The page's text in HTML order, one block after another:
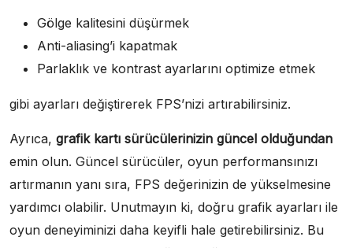
Gölge kalitesini düşürmek
Anti-aliasing’i kapatmak
Parlaklık ve kontrast ayarlarını optimize etmek
gibi ayarları değiştirerek FPS’nizi artırabilirsiniz.
Ayrıca, grafik kartı sürücülerinizin güncel olduğundan
emin olun. Güncel sürücüler, oyun performansınızı
artırmanın yanı sıra, FPS değerinizin de yükselmesine
yardımcı olabilir. Unutmayın ki, doğru grafik ayarları ile
oyun deneyiminizi daha keyifli hale getirebilirsiniz. Bu